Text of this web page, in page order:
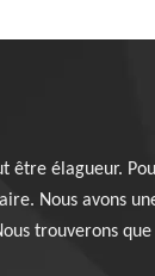
être élagueur.
Nous avons
trouverons